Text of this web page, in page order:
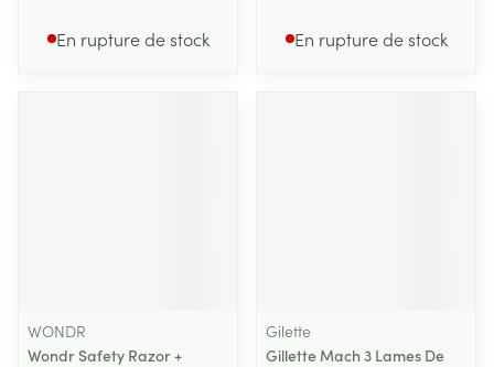
En rupture de stock En rupture de stock
WONDR
Wondr Safety Razor +
Gilette
Gillette Mach 3 Lames De